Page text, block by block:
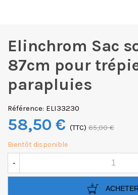
Elinchrom Sac
87cm pour
parapluies
Référence: ELI33230
58,50 € (TTC) 65,00 €
Bientôt disponible
-
ACHETER